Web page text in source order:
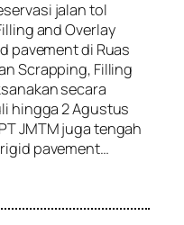
jalan tol
and Overlay
pavement di Ruas
Scrapping, Filling
secara
hingga 2 Agustus
JMTM juga tengah
pavement…